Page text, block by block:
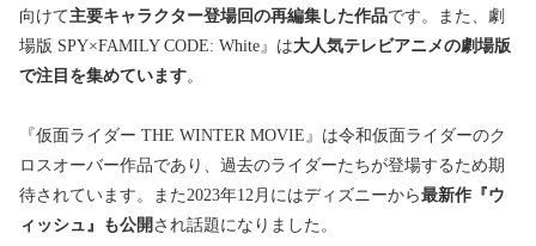
向けて主要キャラクター登場回の再編集した作品です。また、劇
場版 SPY×FAMILY CODE: White』は大人気テレビアニメの劇場版
で注目を集めています。
『仮面ライダー THE WINTER MOVIE』は令和仮面ライダーのク
ロスオーバー作品であり、過去のライダーたちが登場するため期
待されています。また2023年12月にはディズニーから最新作『ウ
ィッシュ』も公開 され話題になりました。